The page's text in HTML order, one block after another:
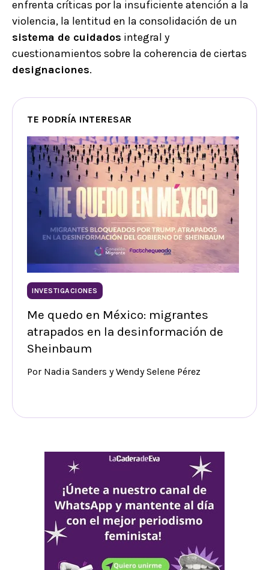
enfrenta críticas por la insuficiente atención a la
violencia, la lentitud en la consolidación de un
sistema de cuidados integral y
cuestionamientos sobre la coherencia de ciertas
designaciones.
TE PODRÍA INTERESAR
INVESTIGACIONES
Me quedo en México: migrantes
atrapados en la desinformación de
Sheinbaum
Por Nadia Sanders y Wendy Selene Pérez